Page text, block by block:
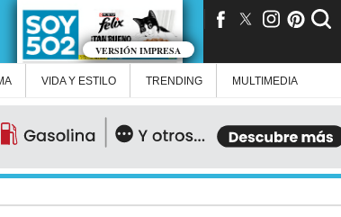
VERSIÓN IMPRESA
VIDA Y ESTILO TRENDING MULTIMEDIA